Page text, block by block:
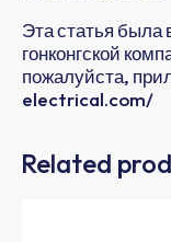
Эта статья была
гонконгской
пожалуйста,
electrical.com/
Related